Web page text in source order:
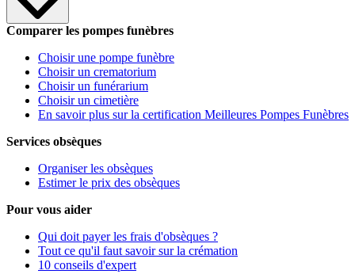
Comparer les pompes funèbres
Choisir une pompe funèbre
Choisir un crematorium
Choisir un funérarium
Choisir un cimetière
En savoir plus sur la certification Meilleures Pompes Funèbres
Services obsèques
Organiser les obsèques
Estimer le prix des obsèques
Pour vous aider
Qui doit payer les frais d'obsèques ?
Tout ce qu'il faut savoir sur la crémation
10 conseils d'expert